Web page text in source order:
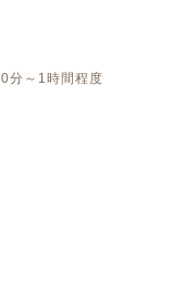
分～1時間程度